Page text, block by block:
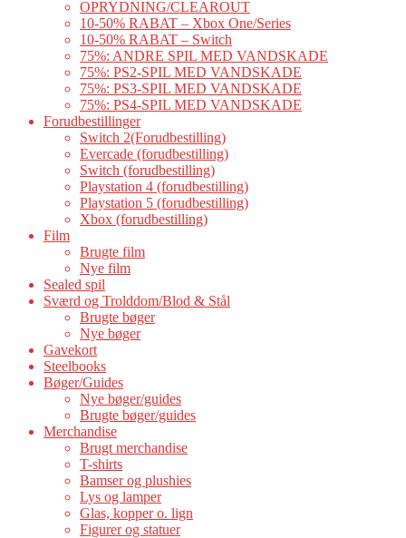
OPRYDNING/CLEAROUT
10-50% RABAT – Xbox One/Series
10-50% RABAT – Switch
75%: ANDRE SPIL MED VANDSKADE
75%: PS2-SPIL MED VANDSKADE
75%: PS3-SPIL MED VANDSKADE
75%: PS4-SPIL MED VANDSKADE
Forudbestillinger
Switch 2(Forudbestilling)
Evercade (forudbestilling)
Switch (forudbestilling)
Playstation 4 (forudbestilling)
Playstation 5 (forudbestilling)
Xbox (forudbestilling)
Film
Brugte film
Nye film
Sealed spil
Sværd og Trolddom/Blod & Stål
Brugte bøger
Nye bøger
Gavekort
Steelbooks
Bøger/Guides
Nye bøger/guides
Brugte bøger/guides
Merchandise
Brugt merchandise
T-shirts
Bamser og plushies
Lys og lamper
Glas, kopper o. lign
Figurer og statuer